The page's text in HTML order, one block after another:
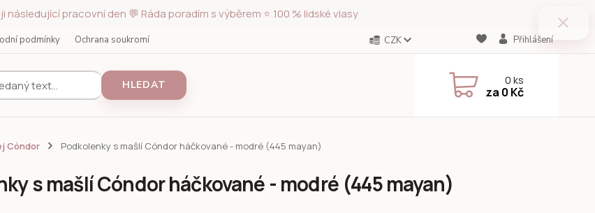
následující pracovní den 💬 Ráda poradím s výběrem ⭐ 100 % lidské vlasy
podmínky Ochrana soukromí CZK Přihlášení
HLEDAT 0ks
za 0 Kč
Cóndor Podkolenky s mašlí Cóndor háčkované - modré (445 mayan)
s mašlí Cóndor háčkované - modré (445 mayan)